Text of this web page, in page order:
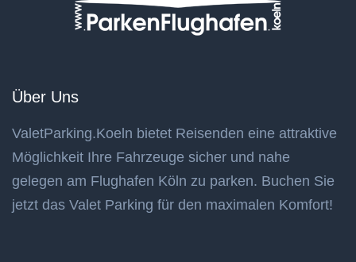
Über Uns
ValetParking.Koeln bietet Reisenden eine attraktive
Möglichkeit Ihre Fahrzeuge sicher und nahe
gelegen am Flughafen Köln zu parken. Buchen Sie
jetzt das Valet Parking für den maximalen Komfort!